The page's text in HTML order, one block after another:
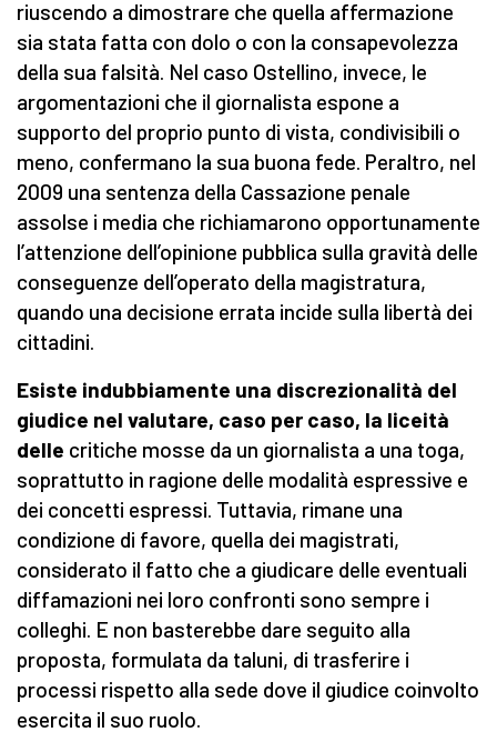
riuscendo a dimostrare che quella affermazione
sia stata fatta con dolo o con la consapevolezza
della sua falsità. Nel caso Ostellino, invece, le
argomentazioni che il giornalista espone a
supporto del proprio punto di vista, condivisibili o
meno, confermano la sua buona fede. Peraltro, nel
2009 una sentenza della Cassazione penale
assolse i media che richiamarono opportunamente
l’attenzione dell’opinione pubblica sulla gravità delle
conseguenze dell’operato della magistratura,
quando una decisione errata incide sulla libertà dei
cittadini.
Esiste indubbiamente una discrezionalità del
giudice nel valutare, caso per caso, la liceità
delle critiche mosse da un giornalista a una toga,
soprattutto in ragione delle modalità espressive e
dei concetti espressi. Tuttavia, rimane una
condizione di favore, quella dei magistrati,
considerato il fatto che a giudicare delle eventuali
diffamazioni nei loro confronti sono sempre i
colleghi. E non basterebbe dare seguito alla
proposta, formulata da taluni, di trasferire i
processi rispetto alla sede dove il giudice coinvolto
esercita il suo ruolo.